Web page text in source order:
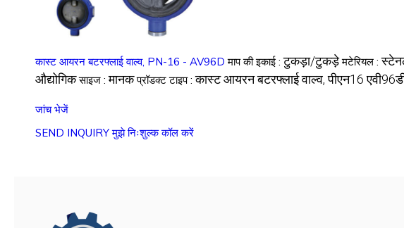
कास्ट आयरन बटरफ्लाई वाल्व, PN-16 - AV96D माप की इकाई :टुकड़ा/टुकड़े मटेरियल :
औद्योगिक साइज :मानक प्रॉडक्ट टाइप :कास्ट आयरन बटरफ्लाई वाल्व, पीएन16
जांच भेजें
SEND INQUIRY मुझे निःशुल्क कॉल करें